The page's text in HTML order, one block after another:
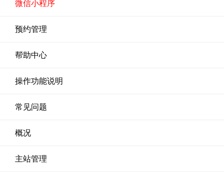
微信小程序
预约管理
帮助中心
操作功能说明
常见问题
概况
主站管理